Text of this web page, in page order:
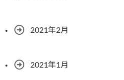
2021年2月
2021年1月